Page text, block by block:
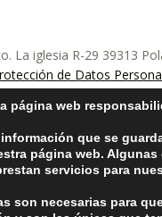
La iglesia R-29 39313
de Datos
página web
que se
página web.
servicios para
son necesarias para